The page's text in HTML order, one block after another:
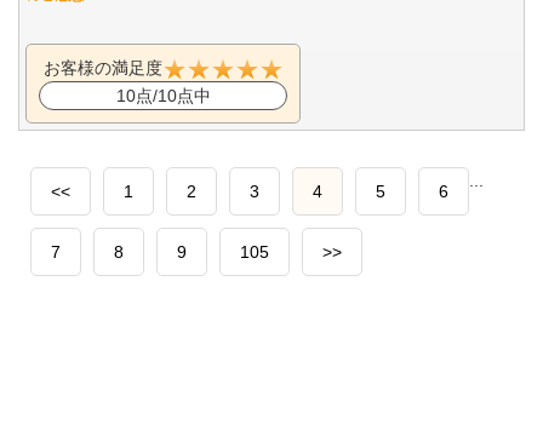
お客様の満足度
10点/10点中
<< 1 2 3 4 5 6
7 8 9 105 >>